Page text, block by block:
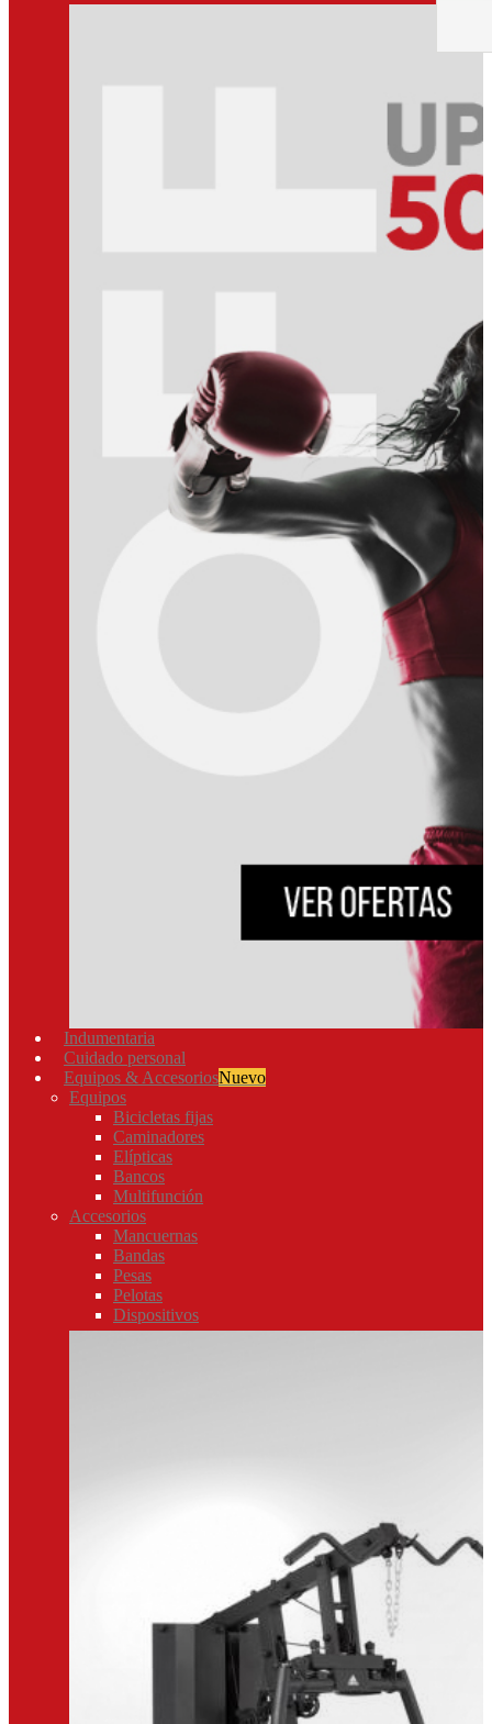
Indumentaria
Cuidado personal
Equipos & AccesoriosNuevo
Equipos
Bicicletas fijas
Caminadores
Elípticas
Bancos
Multifunción
Accesorios
Mancuernas
Bandas
Pesas
Pelotas
Dispositivos